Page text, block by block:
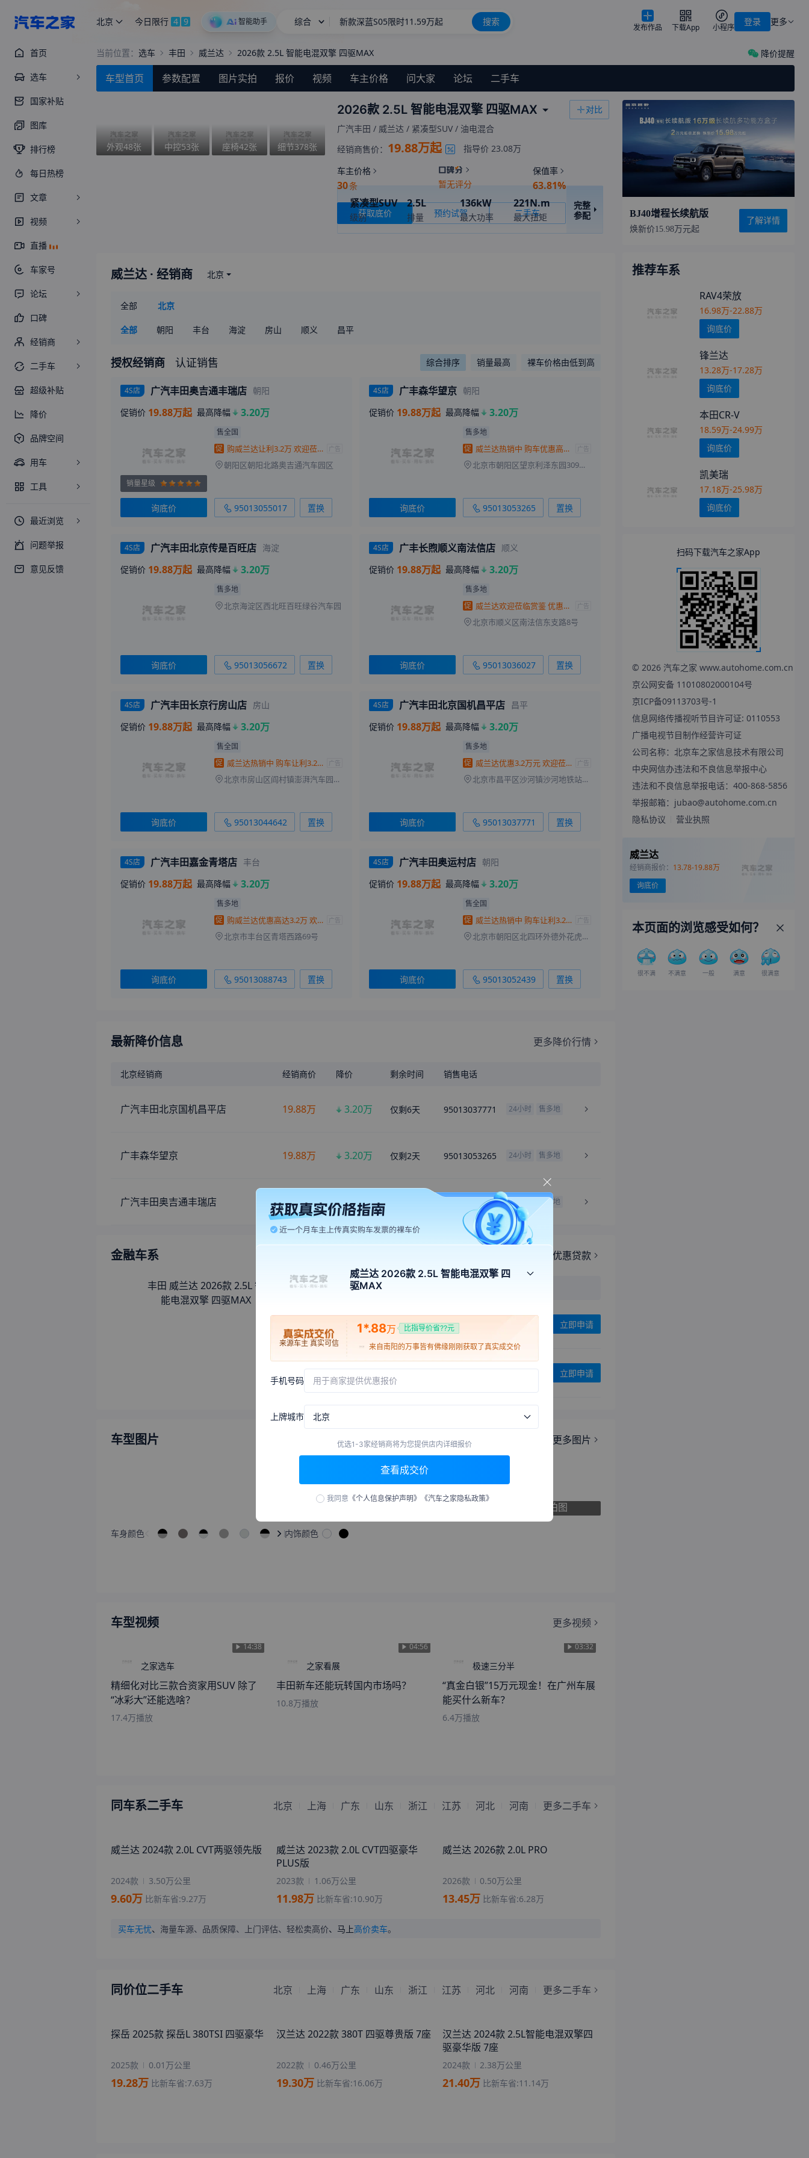
北京 多云 智能助手 综合 新款深蓝S05限时11.59万起
长城H10 新车上市
搜索 更多
登录
发布作品 下载App 小程序
首页
选车
国家补贴
图库
排行榜
每日热榜
文章
视频
直播
车家号
论坛
口碑
经销商
二手车
超级补贴
降价
品牌空间
用车
工具
最近浏览
问题举报
意见反馈
当前位置： 选车 丰田 威兰达 2026款 2.5L 智能电混双擎 四驱MAX 降价提醒
车型首页 参数配置 图片实拍 报价 视频 车主价格 问大家 论坛 二手车
外观48张 中控53张 座椅42张 细节378张
2026款 2.5L 智能电混双擎 四驱MAX
对比
广汽丰田 / 威兰达 / 紧凑型SUV / 油电混合
经销商售价： 19.88万起 指导价 23.08万
车主价格
30条 暂无评分
保值率
63.81%
获取底价 预约试驾 二手车
紧凑型SUV
级别
2.5L
排量
136kW
最大功率
221N.m
最大扭矩
完整
参配
威兰达 · 经销商 北京
全部 北京
全部 朝阳 丰台 海淀 房山 顺义 昌平
授权经销商 认证销售 综合排序 销量最高 裸车价格由低到高
4S店 广汽丰田奥吉通丰瑞店 朝阳
促销价 19.88万起 最高降幅 3.20万
销量星级
售全国
促
购威兰达让利3.2万 欢迎莅临赏鉴 广告
朝阳区朝阳北路奥吉通汽车园区
询底价 95013055017 置换
4S店 广丰森华望京 朝阳
促销价 19.88万起 最高降幅 3.20万
售多地
促
威兰达热销中 购车优惠高达3.2万元 广告
北京市朝阳区望京利泽东园309号（北五环，朝阳区望京2A出口）
询底价 95013053265 置换
4S店 广汽丰田北京传是百旺店 海淀
促销价 19.88万起 最高降幅 3.20万
售多地
北京海淀区西北旺百旺绿谷汽车园
询底价 95013056672 置换
4S店 广丰长煦顺义南法信店 顺义
促销价 19.88万起 最高降幅 3.20万
售多地
促
威兰达欢迎莅临赏鉴 优惠高达3.2万 广告
北京市顺义区南法信东支路8号
询底价 95013036027 置换
4S店 广汽丰田长京行房山店 房山
促销价 19.88万起 最高降幅 3.20万
售全国
促
威兰达热销中 购车让利3.2万元 广告
北京市房山区阎村镇澎湃汽车园（大南郊汽配城旁）
询底价 95013044642 置换
4S店 广汽丰田北京国机昌平店
昌平
促销价 19.88万起 最高降幅 3.20万
售多地
促
威兰达优惠3.2万元 欢迎莅临赏鉴 广告
北京市昌平区沙河镇沙河地铁站向北300米
询底价 95013037771 置换
4S店 广汽丰田嘉金青塔店 丰台
促销价 19.88万起 最高降幅 3.20万
售多地
促
购威兰达优惠高达3.2万 欢迎到店品鉴 广告
北京市丰台区青塔西路69号
询底价 95013088743 置换
4S店 广汽丰田奥运村店 朝阳
促销价 19.88万起 最高降幅 3.20万
售全国
促
威兰达热销中 购车让利3.2万元 广告
北京市朝阳区北四环外德外花虎沟20-1号
询底价 95013052439 置换
最新降价信息 更多降价行情
北京经销商 经销商价 降价 剩余时间 销售电话
广汽丰田北京国机昌平店 19.88万 3.20万 仅剩6天 95013037771 24小时 售多地
广丰森华望京 19.88万 3.20万 仅剩2天 95013053265 24小时 售多地
广汽丰田奥吉通丰瑞店 19.88万 3.20万 95013055017 24小时 售多地
金融车系 更多优惠贷款
丰田 威兰达 2026款 2.5L 智
能电混双擎 四驱MAX
金融方案 首付
4.62万 立即申请
低月供 16.16万 1299元 x 60期 立即申请
车型图片 外观 更多图片
张实拍图
车身颜色 内饰颜色
车型视频 更多视频
14:38
之家选车
精细化对比三款合资家用SUV 除了
“冰彩大”还能选啥？
17.4万播放
04:56
之家看展
丰田新车还能玩转国内市场吗？
10.8万播放
03:32
极速三分半
“真金白银”15万元现金！在广州车展
能买什么新车？
6.4万播放
同车系二手车 北京 上海 广东 山东 浙江 江苏 河北 河南 更多二手车
威兰达 2024款 2.0L CVT两驱领先版
2024款 3.50万公里
9.60万 比新车省:9.27万
威兰达 2023款 2.0L CVT四驱豪华
PLUS版
2023款 1.06万公里
11.98万 比新车省:10.90万
威兰达 2026款 2.0L PRO
2026款 0.50万公里
13.45万 比新车省:6.28万
买车无忧、 海量车源、品质保障、上门评估、轻松卖高价、马上高价卖车。
同价位二手车 北京 上海 广东 山东 浙江 江苏 河北 河南 更多二手车
探岳 2025款 探岳L 380TSI 四驱豪华
2025款 0.01万公里
19.28万 比新车省:7.63万
汉兰达 2022款 380T 四驱尊贵版 7座
2022款 0.46万公里
19.30万 比新车省:16.06万
汉兰达 2024款 2.5L智能电混双擎四
驱豪华版 7座
2024款 2.38万公里
21.40万 比新车省:11.14万
BJ40增程长续航版
焕新价15.98万元起
了解详情
推荐车系
RAV4荣放
16.98万-22.88万
询底价
锋兰达
13.28万-17.28万
询底价
本田CR-V
18.59万-24.99万
询底价
凯美瑞
17.18万-25.98万
询底价
扫码下载汽车之家App
© 2026汽车之家 www.autohome.com.cn
京公网安备 11010802000104号
京ICP备09113703号-1
信息网络传播视听节目许可证: 0110553
广播电视节目制作经营许可证
公司名称：北京车之家信息技术有限公司
中央网信办违法和不良信息举报中心
违法和不良信息举报电话：400-868-5856
举报邮箱：jubao@autohome.com.cn
隐私协议
营业执照
威兰达
经销商报价： 13.78-19.88万
询底价
本页面的浏览感受如何？
很不满 不满意 一般 满意 很满意
威兰达 2026款 2.5L 智能电混双擎 四
驱MAX
来源车主 真实可信
1*.88万 比指导价省??元
来自大理
刚刚获取了真实成交价
刚刚获取了真实成交价
刚刚获取了真实成交价
来自七台河的Drinktowind刚刚获取了真实成交价
来自巴彦淖尔的卖萌都主卖
来自南阳 的万事皆有佛缘刚刚获取了真实成交价
来自定安
刚刚获取了真实成交价
来自晋中的梦如烟云刚刚获取了真实成交价
来自宜昌的治愈系乡霸
兴安盟的朝云暮雨
刚刚获取了真实成交价
来自巴彦淖尔
卖萌都主卖 刚刚获取了真实成交价
来自衡阳的Beauty 刚刚获取了真实成交价
手机号码 用于商家提供优惠报价
上牌城市 北京
优选1-3家经销商将为您提供店内详细报价
查看成交价
我同意 《个人信息保护声明》 《汽车之家隐私政策》